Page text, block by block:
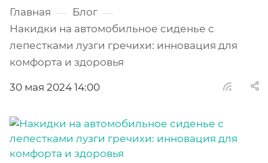
Главная — Блог —
Накидки на автомобильное сиденье с
лепестками лузги гречихи: инновация для
комфорта и здоровья
30 мая 2024 14:00